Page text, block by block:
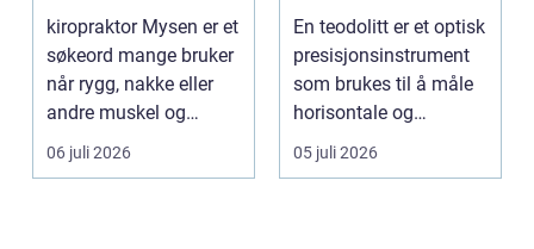
ledd
kiropraktor Mysen er et
søkeord mange bruker
når rygg, nakke eller
andre muskel og
leddplager begynn...
06 juli 2026
kartlegging
En teodolitt er et optisk
presisjonsinstrument
som brukes til å måle
horisontale og
vertikale vinkle...
05 juli 2026